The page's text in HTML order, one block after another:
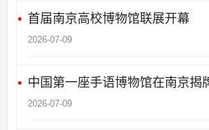
首届南京高校博物馆联展开幕
2026-07-09
中国第一座手语博物馆在南京揭
2026-07-09